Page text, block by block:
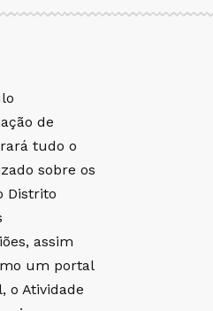
de
tudo o
sobre os
Distrito
assim
um portal
o Atividade